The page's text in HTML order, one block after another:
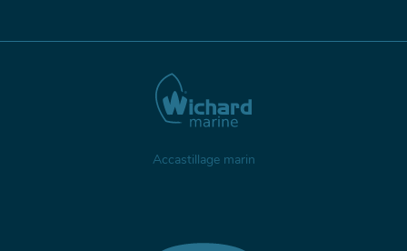
Accastillage marin